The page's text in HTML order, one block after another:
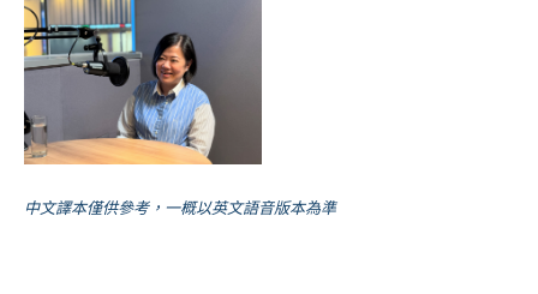
中文譯本僅供參考，一概以英文語音版本為準